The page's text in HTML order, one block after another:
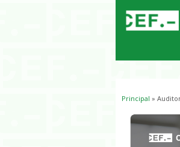
Usted
Principal »